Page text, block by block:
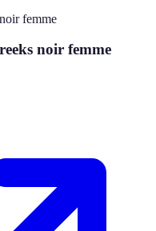
noir femme